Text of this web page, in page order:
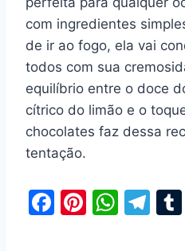
com ingredientes
de ir ao fogo, ela vai
todos com sua
equilíbrio entre o doce
cítrico do limão e o
chocolates faz dessa
tentação.
F
Pi W T